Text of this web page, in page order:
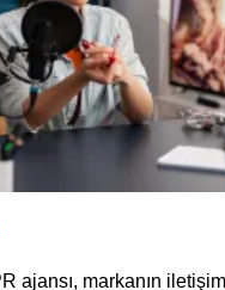
ajansı, markanın